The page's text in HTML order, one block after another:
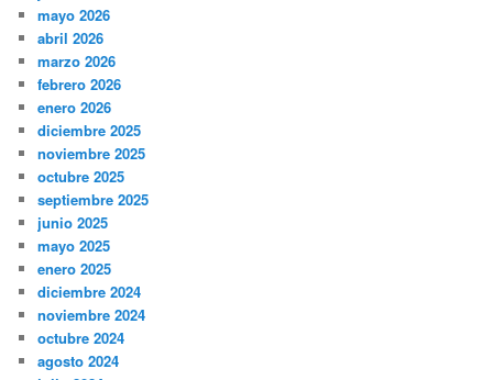
mayo 2026
abril 2026
marzo 2026
febrero 2026
enero 2026
diciembre 2025
noviembre 2025
octubre 2025
septiembre 2025
junio 2025
mayo 2025
enero 2025
diciembre 2024
noviembre 2024
octubre 2024
agosto 2024